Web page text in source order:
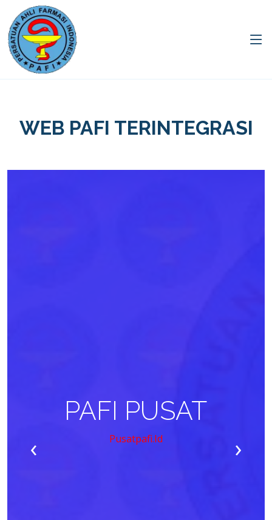
WEB PAFI TERINTEGRASI
PAFI PUSAT
Pusatpafi.id
‹ ›